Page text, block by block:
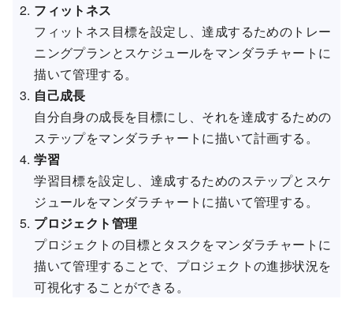
フィットネス
フィットネス目標を設定し、達成するためのトレー
ニングプランとスケジュールをマンダラチャートに
描いて管理する。
自己成長
自分自身の成長を目標にし、それを達成するための
ステップをマンダラチャートに描いて計画する。
学習
学習目標を設定し、達成するためのステップとスケ
ジュールをマンダラチャートに描いて管理する。
プロジェクト管理
プロジェクトの目標とタスクをマンダラチャートに
描いて管理することで、プロジェクトの進捗状況を
可視化することができる。